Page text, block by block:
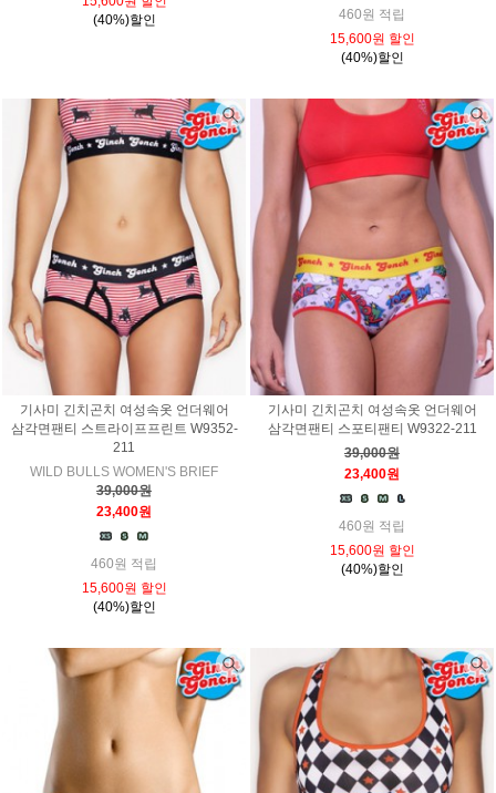
(40%)할인
460원 적립
15,600원 할인
(40%)할인
기사미 긴치곤치 여성속옷 언더웨어
삼각면팬티 스트라이프프린트 W9352-
211
WILD BULLS WOMEN'S BRIEF
39,000원
23,400원
460원 적립
15,600원 할인
(40%)할인
기사미 긴치곤치 여성속옷 언더웨어
삼각면팬티 스포티팬티 W9322-211
39,000원
23,400원
460원 적립
15,600원 할인
(40%)할인